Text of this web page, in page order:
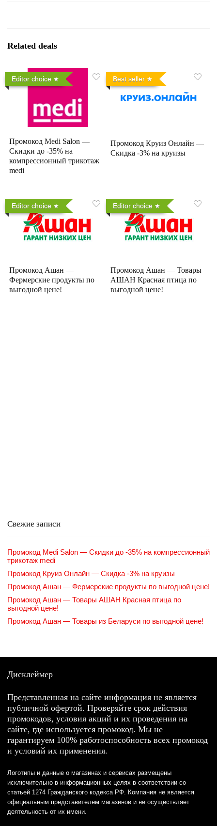
Related deals
Editor choice
Промокод Medi Salon —
Скидки до -35% на
компрессионный трикотаж
medi
Best seller
Промокод Круиз Онлайн —
Скидка -3% на круизы
Editor choice
Промокод Ашан —
Фермерские продукты по
выгодной цене!
Editor choice
Промокод Ашан — Товары
АШАН Красная птица по
выгодной цене!
Свежие записи
Промокод Medi Salon — Скидки до -35% на компрессионный
трикотаж medi
Промокод Круиз Онлайн — Скидка -3% на круизы
Промокод Ашан — Фермерские продукты по выгодной цене!
Промокод Ашан — Товары АШАН Красная птица по
выгодной цене!
Промокод Ашан — Товары из Беларуси по выгодной цене!
Дисклеймер
Представленная на сайте информация не является
публичной офертой. Проверяйте срок действия
промокодов, условия акций и их проведения на
сайте, где используется промокод. Мы не
гарантируем 100% работоспособность всех промокод
и условий их применения.
Логотипы и данные о магазинах и сервисах размещены
исключительно в информационных целях в соответствии со
статьей 1274 Гражданского кодекса РФ. Компания не является
официальным представителем магазинов и не осуществляет
деятельность от их имени.